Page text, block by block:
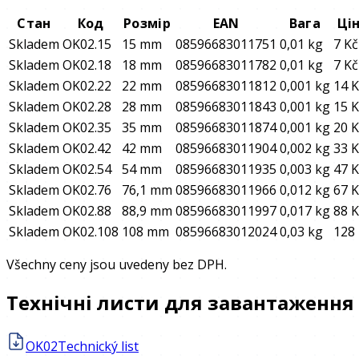
Стан Код Розмір EAN Вага
Skladem OK02.15 15 mm 08596683011751 0,01 kg
7 Kč
Skladem OK02.18 18 mm 08596683011782 0,01 kg
7 Kč
Skladem OK02.22 22 mm 08596683011812 0,001 kg 14
Skladem OK02.28 28 mm 08596683011843 0,001 kg 15
Skladem OK02.35 35 mm 085966830118740,001 kg 20
Skladem OK02.42 42 mm 085966830119040,002 kg33
Skladem OK02.54 54 mm 08596683011935 0,003 kg 47
Skladem OK02.76 76,1 mm 08596683011966 0,012 kg67
Skladem OK02.88 88,9 mm 085966830119970,017 kg88
Skladem OK02.108 108 mm 085966830120240,03 kg
128
Všechny ceny jsou uvedeny bez DPH.
Технічні листи для завантаження
OK02Technický list